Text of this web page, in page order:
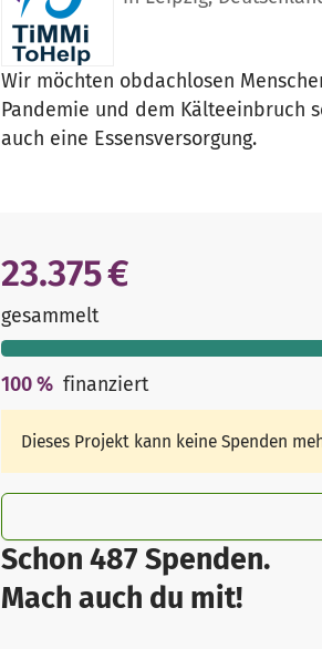
Wir möchten obdachlosen
Pandemie und dem Kälteeinbruch
auch eine Essensversorgung.
Schon 487 Spenden.
Mach auch du mit!
23.375 €
gesammelt
100% finanziert
Dieses Projekt kann keine Spenden